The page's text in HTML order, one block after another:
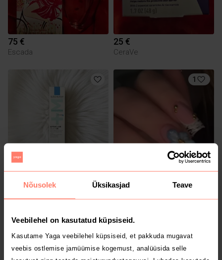
Nõusolek Üksikasjad Teave
Veebilehel on kasutatud küpsiseid.
Kasutame Yaga veebilehel küpsiseid, et pakkuda mugavat
veebis ostlemise jamüümise kogemust, analüüsida selle
75 €
Escada
25 €
CeraVe
1